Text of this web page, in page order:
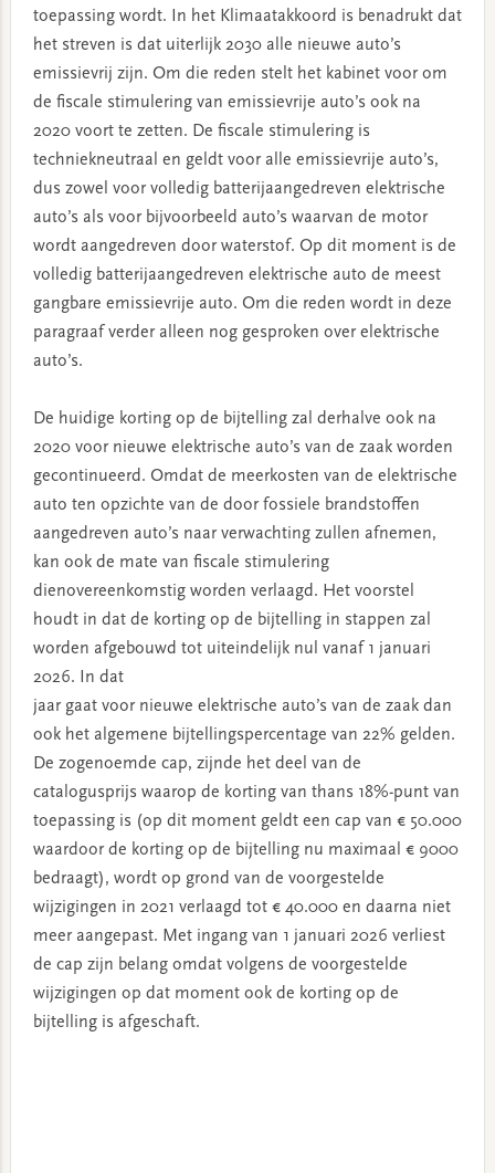
toepassing wordt. In het Klimaatakkoord is benadrukt dat
het streven is dat uiterlijk 2030 alle nieuwe auto’s
emissievrij zijn. Om die reden stelt het kabinet voor om
de fiscale stimulering van emissievrije auto’s ook na
2020 voort te zetten. De fiscale stimulering is
techniekneutraal en geldt voor alle emissievrije auto’s,
dus zowel voor volledig batterijaangedreven elektrische
auto’s als voor bijvoorbeeld auto’s waarvan de motor
wordt aangedreven door waterstof. Op dit moment is de
volledig batterijaangedreven elektrische auto de meest
gangbare emissievrije auto. Om die reden wordt in deze
paragraaf verder alleen nog gesproken over elektrische
auto’s.
De huidige korting op de bijtelling zal derhalve ook na
2020 voor nieuwe elektrische auto’s van de zaak worden
gecontinueerd. Omdat de meerkosten van de elektrische
auto ten opzichte van de door fossiele brandstoffen
aangedreven auto’s naar verwachting zullen afnemen,
kan ook de mate van fiscale stimulering
dienovereenkomstig worden verlaagd. Het voorstel
houdt in dat de korting op de bijtelling in stappen zal
worden afgebouwd tot uiteindelijk nul vanaf 1 januari
2026. In dat
jaar gaat voor nieuwe elektrische auto’s van de zaak dan
ook het algemene bijtellingspercentage van 22% gelden.
De zogenoemde cap, zijnde het deel van de
catalogusprijs waarop de korting van thans 18%-punt van
toepassing is (op dit moment geldt een cap van € 50.000
waardoor de korting op de bijtelling nu maximaal € 9000
bedraagt), wordt op grond van de voorgestelde
wijzigingen in 2021 verlaagd tot € 40.000 en daarna niet
meer aangepast. Met ingang van 1 januari 2026 verliest
de cap zijn belang omdat volgens de voorgestelde
wijzigingen op dat moment ook de korting op de
bijtelling is afgeschaft.